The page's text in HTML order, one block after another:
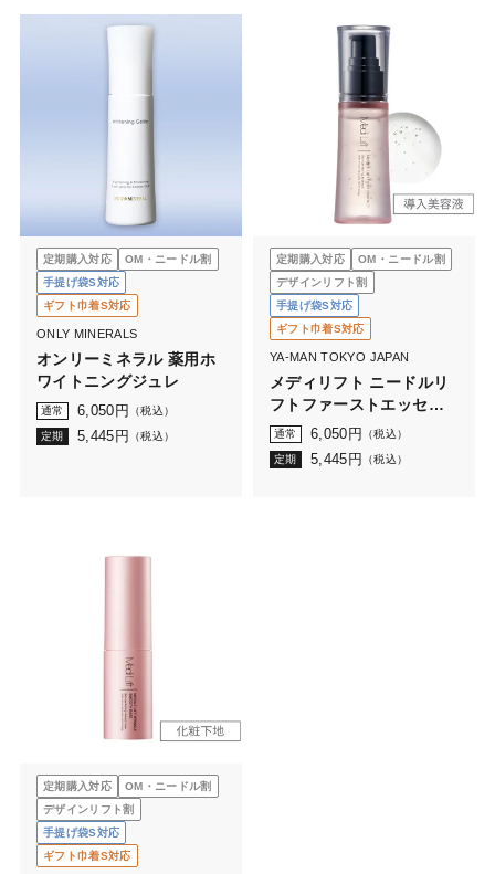
定期購入対応
OM・ニードル割
手提げ袋S対応
ギフト巾着S対応
ONLY MINERALS
オンリーミネラル 薬用ホ
ワイトニングジュレ
通常 6,050 円 （税込）
定期 5,445 円 （税込）
定期購入対応
OM・ニードル割
デザインリフト割
手提げ袋S対応
ギフト巾着S対応
YA-MAN TOKYO JAPAN
メディリフト ニードルリ
フトファーストエッセン
ス
通常 6,050 円 （税込）
定期 5,445 円 （税込）
定期購入対応
OM・ニードル割
デザインリフト割
手提げ袋S対応
ギフト巾着S対応